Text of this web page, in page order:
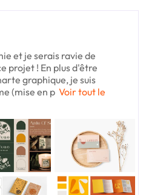
et je serais ravie de
projet ! En plus d'être
graphique, je suis
(mise en p Voir tout le